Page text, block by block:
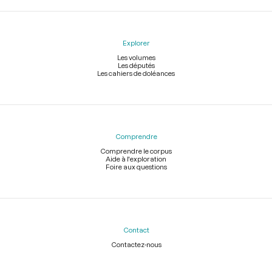
Explorer
Les volumes
Les députés
Les cahiers de doléances
Comprendre
Comprendre le corpus
Aide à l'exploration
Foire aux questions
Contact
Contactez-nous